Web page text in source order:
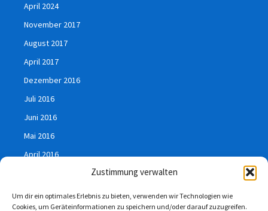
Zustimmung verwalten
Um dir ein optimales Erlebnis zu bieten, verwenden wir Technologien wie
Cookies, um Geräteinformationen zu speichern und/oder darauf zuzugreifen.
April 2024
November 2017
August 2017
April 2017
Dezember 2016
Juli 2016
Juni 2016
Mai 2016
April 2016
Januar 2016